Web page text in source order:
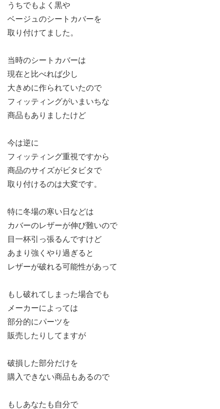
うちでもよく黒や
ベージュのシートカバーを
取り付けてました。
当時のシートカバーは
現在と比べれば少し
大きめに作られていたので
フィッティングがいまいちな
商品もありましたけど
今は逆に
フィッティング重視ですから
商品のサイズがビタビタで
取り付けるのは大変です。
特に冬場の寒い日などは
カバーのレザーが伸び難いので
目一杯引っ張るんですけど
あまり強くやり過ぎると
レザーが破れる可能性があって
もし破れてしまった場合でも
メーカーによっては
部分的にパーツを
販売したりしてますが
破損した部分だけを
購入できない商品もあるので
もしあなたも自分で